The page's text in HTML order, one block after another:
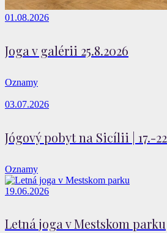
01.08.2026
Joga v galérii 25.8.2026
Oznamy
03.07.2026
Jógový pobyt na Sicílii | 17.-
Oznamy
19.06.2026
Letná joga v Mestskom parku